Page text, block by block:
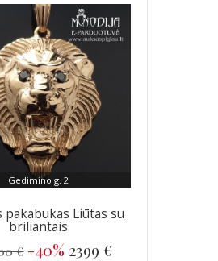
Gedimino g. 2
pakabukas Liūtas su
briliantais
€ -40% 2399 €